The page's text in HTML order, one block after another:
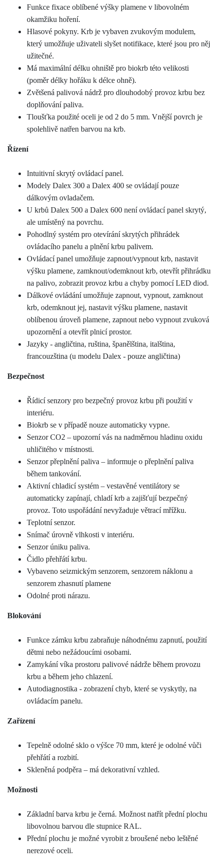
Funkce fixace oblíbené výšky plamene v libovolném
okamžiku hoření.
Hlasové pokyny. Krb je vybaven zvukovým modulem,
který umožňuje uživateli slyšet notifikace, které jsou pro něj
užitečné.
Má maximální délku ohniště pro biokrb této velikosti
(poměr délky hořáku k délce ohně).
Zvětšená palivová nádrž pro dlouhodobý provoz krbu bez
doplňování paliva.
Tloušťka použité oceli je od 2 do 5 mm. Vnější povrch je
spolehlivě natřen barvou na krb.
Řízení
Intuitivní skrytý ovládací panel.
Modely Dalex 300 a Dalex 400 se ovládají pouze
dálkovým ovladačem.
U krbů Dalex 500 a Dalex 600 není ovládací panel skrytý,
ale umístěný na povrchu.
Pohodlný systém pro otevírání skrytých přihrádek
ovládacího panelu a plnění krbu palivem.
Ovládací panel umožňuje zapnout/vypnout krb, nastavit
výšku plamene, zamknout/odemknout krb, otevřít přihrádku
na palivo, zobrazit provoz krbu a chyby pomocí LED diod.
Dálkové ovládání umožňuje zapnout, vypnout, zamknout
krb, odemknout jej, nastavit výšku plamene, nastavit
oblíbenou úroveň plamene, zapnout nebo vypnout zvuková
upozornění a otevřít plnicí prostor.
Jazyky - angličtina, ruština, španělština, italština,
francouzština (u modelu Dalex - pouze angličtina)
Bezpečnost
Řídicí senzory pro bezpečný provoz krbu při použití v
interiéru.
Biokrb se v případě nouze automaticky vypne.
Senzor CO2 – upozorní vás na nadměrnou hladinu oxidu
uhličitého v místnosti.
Senzor přeplnění paliva – informuje o přeplnění paliva
během tankování.
Aktivní chladicí systém – vestavěné ventilátory se
automaticky zapínají, chladí krb a zajišťují bezpečný
provoz. Toto uspořádání nevyžaduje větrací mřížku.
Teplotní senzor.
Snímač úrovně vlhkosti v interiéru.
Senzor úniku paliva.
Čidlo přehřátí krbu.
Vybaveno seizmickým senzorem, senzorem náklonu a
senzorem zhasnutí plamene
Odolné proti nárazu.
Blokování
Funkce zámku krbu zabraňuje náhodnému zapnutí, použití
dětmi nebo nežádoucími osobami.
Zamykání víka prostoru palivové nádrže během provozu
krbu a během jeho chlazení.
Autodiagnostika - zobrazení chyb, které se vyskytly, na
ovládacím panelu.
Zařízení
Tepelně odolné sklo o výšce 70 mm, které je odolné vůči
přehřátí a rozbití.
Skleněná podpěra – má dekorativní vzhled.
Možnosti
Základní barva krbu je černá. Možnost natřít přední plochu
libovolnou barvou dle stupnice RAL.
Přední plochu je možné vyrobit z broušené nebo leštěné
nerezové oceli.